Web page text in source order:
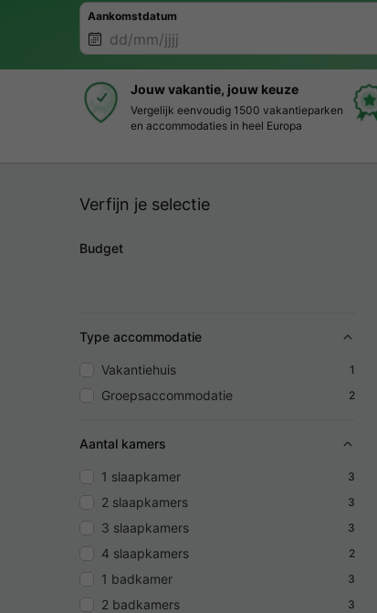
Aankomstdatum
Jouw vakantie, jouw keuze
Vergelijk eenvoudig 1500 vakantieparken
en accommodaties in heel Europa
Verfijn je selectie
Budget
Type accommodatie
Vakantiehuis 1
Groepsaccommodatie 2
Aantal kamers
1 slaapkamer 3
2 slaapkamers 3
3 slaapkamers 3
4 slaapkamers 2
1 badkamer 3
2 badkamers 3